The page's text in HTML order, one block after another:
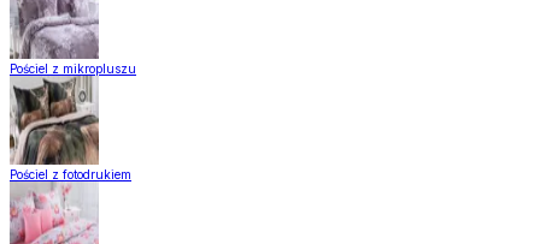
Pościel z mikropluszu
Pościel z fotodrukiem